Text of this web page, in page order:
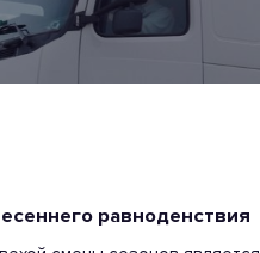
равноденствия